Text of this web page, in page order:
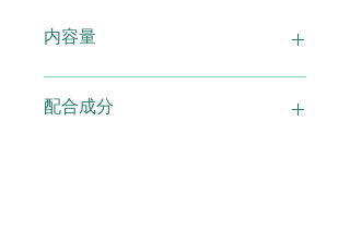
内容量
配合成分